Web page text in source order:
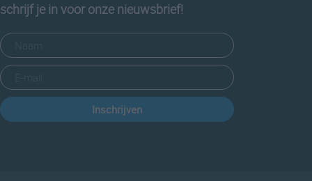
schrijf je in voor onze nieuwsbrief!
Inschrijven